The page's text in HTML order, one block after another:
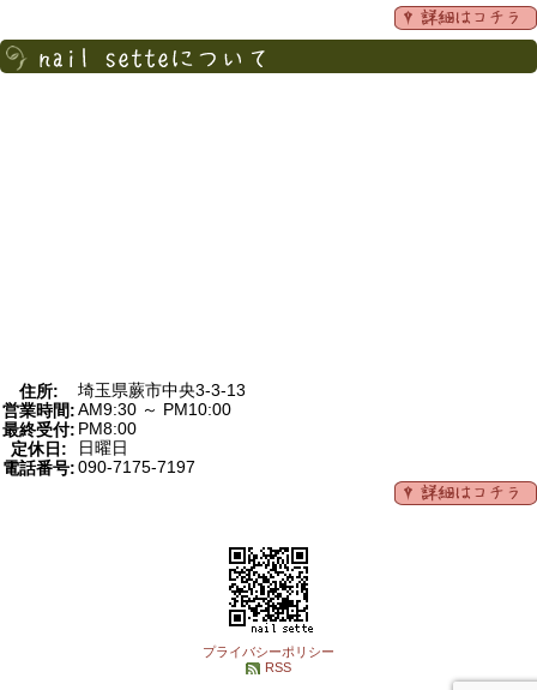
住所:
埼玉県蕨市中央3-3-13
営業時間:AM9:30 ～ PM10:00
最終受付: PM8:00
定休日:
日曜日
電話番号:090-7175-7197
プライバシーポリシー
RSS